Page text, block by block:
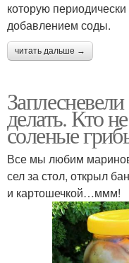
которую
добавлением соды.
читать дальше →
делать. Кто
соленые
Все мы любим
сел за стол, открыл
и картошечкой…ммм!